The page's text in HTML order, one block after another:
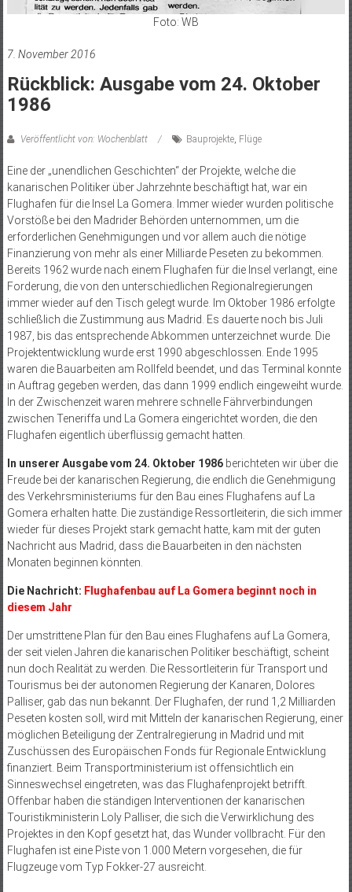
Foto: WB
7. November 2016
Rückblick: Ausgabe vom 24. Oktober
1986
Veröffentlicht von: Wochenblatt Bauprojekte, Flüge
Eine der „unendlichen Geschichten“ der Projekte, welche die
kanarischen Politiker über Jahrzehnte beschäftigt hat, war ein
Flughafen für die Insel La Gomera. Immer wieder wurden politische
Vorstöße bei den Madrider Behörden unternommen, um die
erforderlichen Genehmigungen und vor allem auch die nötige
Finanzierung von mehr als einer Milliarde Peseten zu bekommen.
Bereits 1962 wurde nach einem Flughafen für die Insel verlangt, eine
Forderung, die von den unterschiedlichen Regionalregierungen
immer wieder auf den Tisch gelegt wurde. Im Oktober 1986 erfolgte
schließlich die Zustimmung aus Madrid. Es dauerte noch bis Juli
1987, bis das entsprechende Abkommen unterzeichnet wurde. Die
Projektentwicklung wurde erst 1990 abgeschlossen. Ende 1995
waren die Bauarbeiten am Rollfeld beendet, und das Terminal konnte
in Auftrag gegeben werden, das dann 1999 endlich eingeweiht wurde.
In der Zwischenzeit waren mehrere schnelle Fährverbindungen
zwischen Teneriffa und La Gomera eingerichtet worden, die den
Flughafen eigentlich überflüssig gemacht hatten.
In unserer Ausgabe vom 24. Oktober 1986berichteten wir über die
Freude bei der kanarischen Regierung, die endlich die Genehmigung
des Verkehrsministeriums für den Bau eines Flughafens auf La
Gomera erhalten hatte. Die zuständige Ressortleiterin, die sich immer
wieder für dieses Projekt stark gemacht hatte, kam mit der guten
Nachricht aus Madrid, dass die Bauarbeiten in den nächsten
Monaten beginnen könnten.
Die Nachricht: Flughafenbau auf La Gomera beginnt noch in
diesem Jahr
Der umstrittene Plan für den Bau eines Flughafens auf La Gomera,
der seit vielen Jahren die kanarischen Politiker beschäftigt, scheint
nun doch Realität zu werden. Die Ressortleiterin für Transport und
Tourismus bei der autonomen Regierung der Kanaren, Dolores
Palliser, gab das nun bekannt. Der Flughafen, der rund 1,2 Milliarden
Peseten kosten soll, wird mit Mitteln der kanarischen Regierung, einer
möglichen Beteiligung der Zentralregierung in Madrid und mit
Zuschüssen des Europäischen Fonds für Regionale Entwicklung
finanziert. Beim Transportministerium ist offensichtlich ein
Sinneswechsel eingetreten, was das Flughafenprojekt betrifft.
Offenbar haben die ständigen Interventionen der kanarischen
Touristikministerin Loly Palliser, die sich die Verwirklichung des
Projektes in den Kopf gesetzt hat, das Wunder vollbracht. Für den
Flughafen ist eine Piste von 1.000 Metern vorgesehen, die für
Flugzeuge vom Typ Fokker-27 ausreicht.